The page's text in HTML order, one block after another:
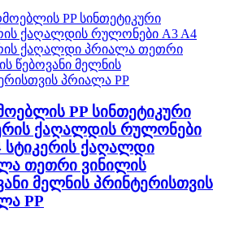
PP სინთეტიკური
ქაღალდის რულონები
სტიკერის ქაღალდი
თეთრი ვინილის
მელნის პრინტერისთვის
PP